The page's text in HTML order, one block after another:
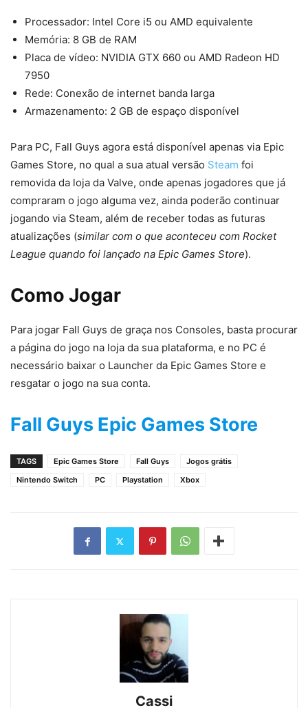
Processador: Intel Core i5 ou AMD equivalente
Memória: 8 GB de RAM
Placa de vídeo: NVIDIA GTX 660 ou AMD Radeon HD
7950
Rede: Conexão de internet banda larga
Armazenamento: 2 GB de espaço disponível
Para PC, Fall Guys agora está disponível apenas via Epic
Games Store, no qual a sua atual versão Steam foi
removida da loja da Valve, onde apenas jogadores que já
compraram o jogo alguma vez, ainda poderão continuar
jogando via Steam, além de receber todas as futuras
atualizações (similar com o que aconteceu com Rocket
League quando foi lançado na Epic Games Store).
Como Jogar
Para jogar Fall Guys de graça nos Consoles, basta procurar
a página do jogo na loja da sua plataforma, e no PC é
necessário baixar o Launcher da Epic Games Store e
resgatar o jogo na sua conta.
Fall Guys Epic Games Store
TAGS Epic Games Store Fall Guys
Jogos grátis
Nintendo Switch
PC Playstation Xbox
Cassi